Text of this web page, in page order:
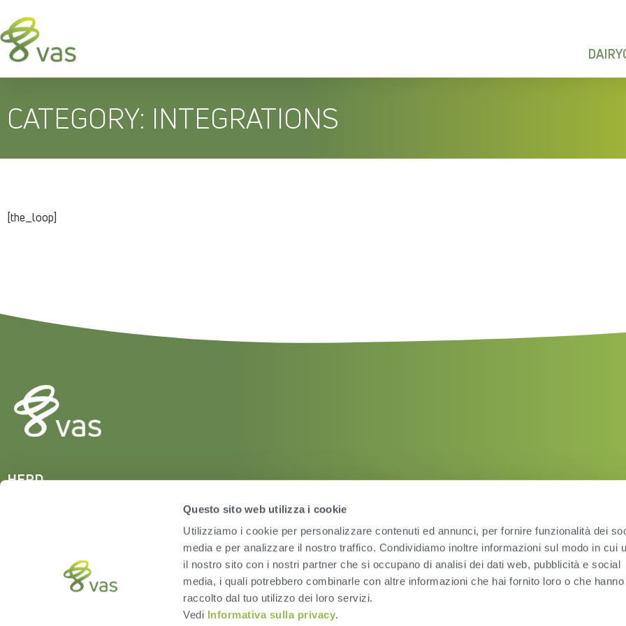
Questo sito web utilizza i cookie
Utilizziamo i cookie per personalizzare contenuti ed annunci, per fornire funzionalità dei
media e per analizzare il nostro traffico. Condividiamo inoltre informazioni sul modo in cui
il nostro sito con i nostri partner che si occupano di analisi dei dati web, pubblicità e social
media, i quali potrebbero combinarle con altre informazioni che hai fornito loro o che hanno
raccolto dal tuo utilizzo dei loro servizi.
Vedi Informativa sulla privacy.
CATEGORY: INTEGRATIONS
[the_loop]
HERD